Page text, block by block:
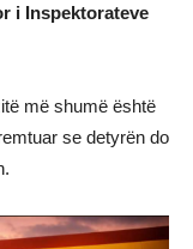
i Inspektorateve
më shumë është
se detyrën do